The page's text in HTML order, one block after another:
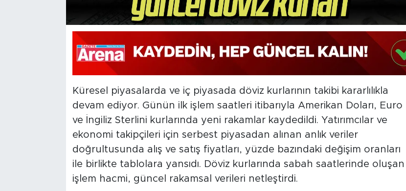
Küresel piyasalarda ve iç piyasada döviz kurlarının takibi kararlılıkla
devam ediyor. Günün ilk işlem saatleri itibarıyla Amerikan Doları, Euro
ve İngiliz Sterlini kurlarında yeni rakamlar kaydedildi. Yatırımcılar ve
ekonomi takipçileri için serbest piyasadan alınan anlık veriler
doğrultusunda alış ve satış fiyatları, yüzde bazındaki değişim oranları
ile birlikte tablolara yansıdı. Döviz kurlarında sabah saatlerinde oluşan
işlem hacmi, güncel rakamsal verileri netleştirdi.